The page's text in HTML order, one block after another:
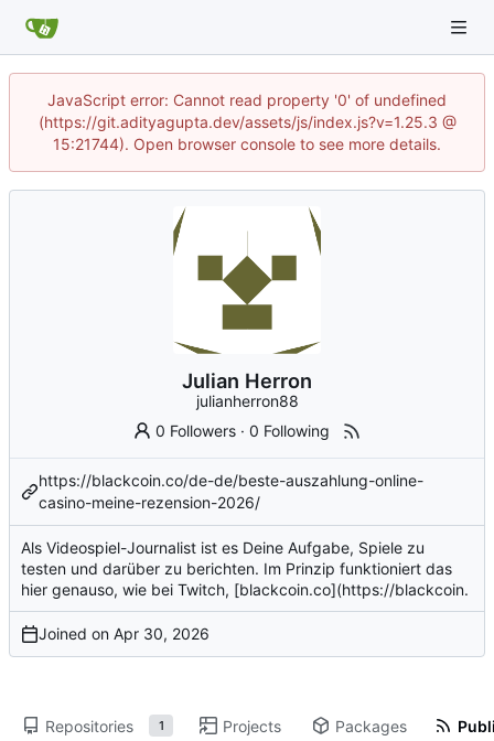
JavaScript error: Cannot read property '0' of undefined
(https://git.adityagupta.dev/assets/js/index.js?v=1.25.3 @
15:21744). Open browser console to see more details.
Julian Herron
julianherron88
0 Followers ·0 Following
https://blackcoin.co/de-de/beste-auszahlung-online-
casino-meine-rezension-2026/
Als Videospiel-Journalist ist es Deine Aufgabe, Spiele zu
testen und darüber zu berichten. Im Prinzip funktioniert das
hier genauso, wie bei Twitch, [blackcoin.co](https://blackcoin.
Joined on
Repositories 1 Projects Packages